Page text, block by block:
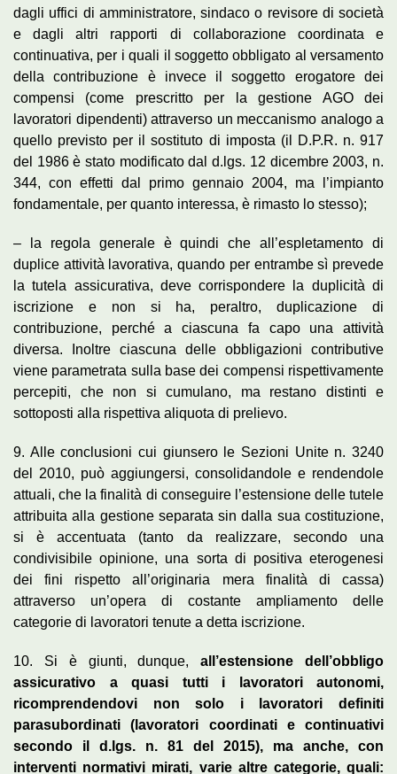
dagli uffici di amministratore, sindaco o revisore di società
e dagli altri rapporti di collaborazione coordinata e
continuativa, per i quali il soggetto obbligato al versamento
della contribuzione è invece il soggetto erogatore dei
compensi (come prescritto per la gestione AGO dei
lavoratori dipendenti) attraverso un meccanismo analogo a
quello previsto per il sostituto di imposta (il D.P.R. n. 917
del 1986 è stato modificato dal d.lgs. 12 dicembre 2003, n.
344, con effetti dal primo gennaio 2004, ma l’impianto
fondamentale, per quanto interessa, è rimasto lo stesso);
– la regola generale è quindi che all’espletamento di
duplice attività lavorativa, quando per entrambe sì prevede
la tutela assicurativa, deve corrispondere la duplicità di
iscrizione e non si ha, peraltro, duplicazione di
contribuzione, perché a ciascuna fa capo una attività
diversa. Inoltre ciascuna delle obbligazioni contributive
viene parametrata sulla base dei compensi rispettivamente
percepiti, che non si cumulano, ma restano distinti e
sottoposti alla rispettiva aliquota di prelievo.
9. Alle conclusioni cui giunsero le Sezioni Unite n. 3240
del 2010, può aggiungersi, consolidandole e rendendole
attuali, che la finalità di conseguire l’estensione delle tutele
attribuita alla gestione separata sin dalla sua costituzione,
si è accentuata (tanto da realizzare, secondo una
condivisibile opinione, una sorta di positiva eterogenesi
dei fini rispetto all’originaria mera finalità di cassa)
attraverso un’opera di costante ampliamento delle
categorie di lavoratori tenute a detta iscrizione.
10. Si è giunti, dunque,all’estensione dell’obbligo
assicurativo a quasi tutti i lavoratori autonomi,
ricomprendendovi non solo i lavoratori definiti
parasubordinati (lavoratori coordinati e continuativi
secondo il d.lgs. n. 81 del 2015), ma anche, con
interventi normativi mirati, varie altre categorie, quali: